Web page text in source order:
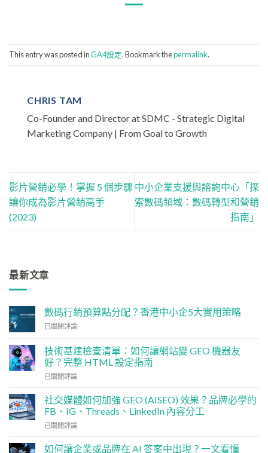
This entry was posted inGA4設定. Bookmark thepermalink.
CHRIS TAM
Co-Founder and Director at SDMC - Strategic Digital
Marketing Company | From Goal to Growth
影片營銷必學！掌握 5 個步驟
讓你成為影片營銷高手
(2023)
中小企業支援與諮詢中心「探
索數碼領域：數碼轉型和營銷
指南」
最新文章
數碼行銷預算點分配？香港中小企5大實用策略
數
行
銷
預
算
分
配？
香
港
小
已關閉評論
技術基建檢查清單：如何讓網站變 GEO 機器友
好？完整 HTML 設定指南
技
基
建
檢
查
單：
已關閉評論
社交媒體如何加強 GEO (AISEO) 效果？品牌必學的
FB、IG、Threads、LinkedIn 內容分工
社
媒
已關閉評論
如何讓企業或品牌在 AI 答案中出現？一文看懂